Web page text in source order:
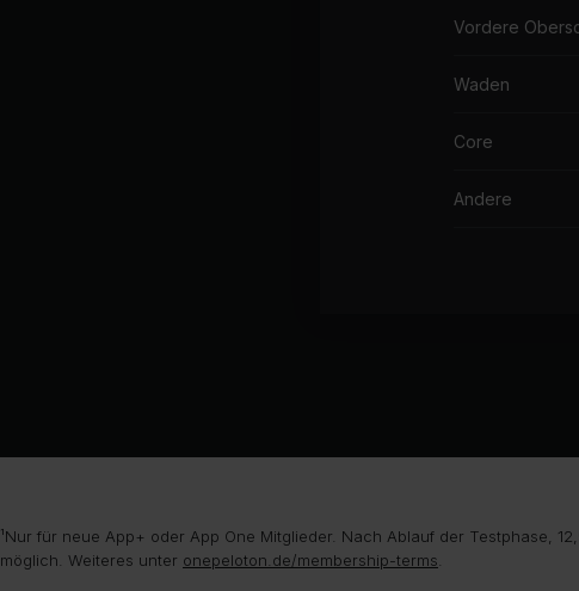
Vordere
Waden
Core
Andere
¹Nur für neue App+ oder App One Mitglieder. Nach Ablauf der Testphase,
möglich. Weiteres unter onepeloton.de/membership-terms